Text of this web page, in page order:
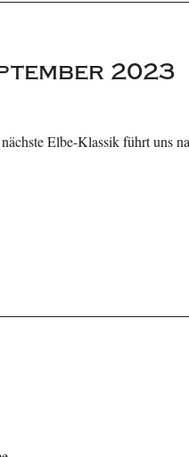
2023
Elbe-Klassik führt uns